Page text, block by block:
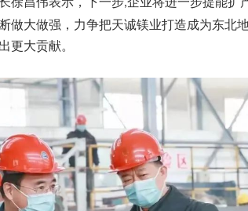
,
做大做强，力争把天诚镁业打造成为东北
更大贡献。